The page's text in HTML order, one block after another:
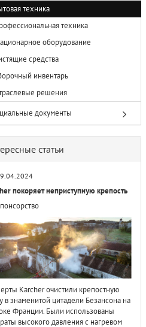
техника
техника
оборудование
средства
инвентарь
решения
документы
статьи
покоряет неприступную крепость
Karcher очистили крепостную
в знаменитой цитадели Безансона на
Франции. Были использованы
высокого давления с нагревом